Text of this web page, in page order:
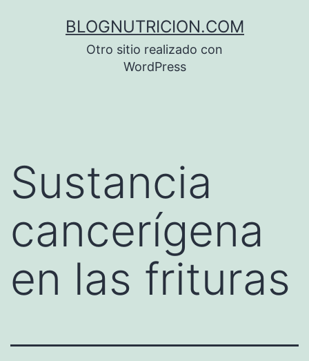
BLOGNUTRICION.COM
Otro sitio realizado con
WordPress
Sustancia
cancerígena
en las frituras